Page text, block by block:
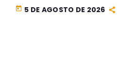
today 5 DE AGOSTO DE 2026